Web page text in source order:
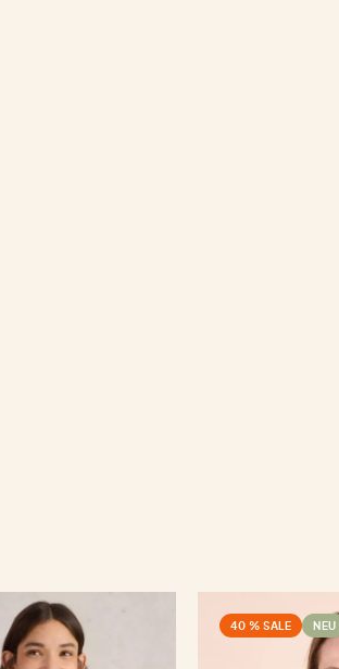
40 % SALE NEU